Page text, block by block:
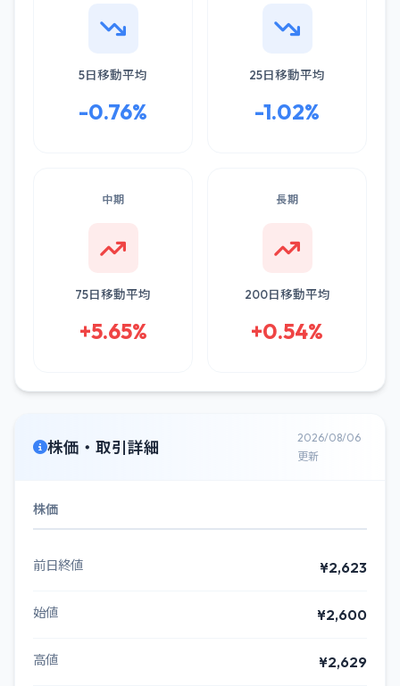
5日移動平均
-0.76%
25日移動平均
-1.02%
中期
75日移動平均
+5.65%
長期
200日移動平均
+0.54%
株価・取引詳細
2026/08/06
更新
株価
前日終値 ¥2,623
始値 ¥2,600
高値 ¥2,629